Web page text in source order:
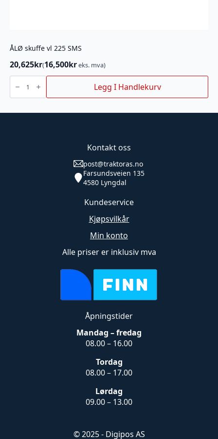
ÅLØ skuffe vl 225 SMS
20,625kr(16,500kreks. mva)
ÅLØ
225
Legg I Handlekurv
Kontakt oss
post@traktoras.no
Farsundsveien 135
4580 Lyngdal
Kundeservice
Kjøpsvilkår
Min konto
Alle priser er inklusiv mva
Åpningstider
Mandag – fredag
08.00 – 16.00
Tordag
08.00 – 17.00
Lørdag
09.00 – 13.00
© 2025 - Digipos AS